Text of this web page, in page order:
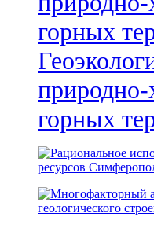
природно-
горных
ресурсов
геологического